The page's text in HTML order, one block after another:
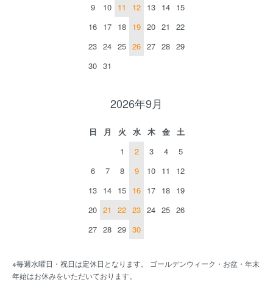
9
10 11 12 13 14 15
16 17 18 19 20 21
22
23 24 25 26 27 28 29
30 31
2026年9月
日 月 火 水 木 金
土
1
2 3 4
5
6
7 8 9 10 11
12
13 14 15 16 17 18 19
20 21 22 23 24 25 26
27 28 29 30
※毎週水曜日・祝日は定休日となります。 ゴールデンウィーク・お盆・年末
年始はお休みをいただいております。